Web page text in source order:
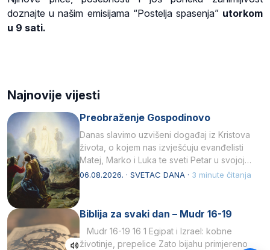
doznajte u našim emisijama “Postelja spasenja” utorkom
u 9 sati.
Najnovije vijesti
Preobraženje Gospodinovo
Danas slavimo uzvišeni događaj iz Kristova
života, o kojem nas izvješćuju evanđelisti
Matej, Marko i Luka te sveti Petar u svojoj
drugoj…
06.08.2026. · SVETAC DANA · 3 minute čitanja
Biblija za svaki dan – Mudr 16-19
Mudr 16-19 16 1 Egipat i Izrael: kobne
životinje, prepelice Zato bijahu primjereno